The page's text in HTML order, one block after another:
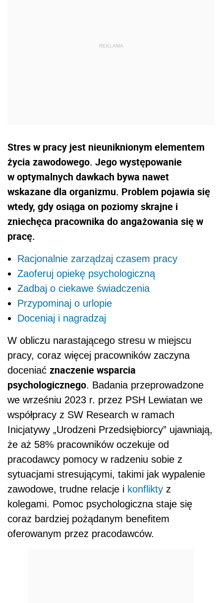
Stres w pracy jest nieuniknionym elementem
życia zawodowego. Jego występowanie
w optymalnych dawkach bywa nawet
wskazane dla organizmu. Problem pojawia się
wtedy, gdy osiąga on poziomy skrajne i
zniechęca pracownika do angażowania się w
pracę.
Racjonalnie zarządzaj czasem pracy
Zaoferuj opiekę psychologiczną
Zadbaj o ciekawe świadczenia
Przypominaj o urlopie
Doceniaj i nagradzaj
W obliczu narastającego stresu w miejscu
pracy, coraz więcej pracowników zaczyna
doceniać znaczenie wsparcia
psychologicznego. Badania przeprowadzone
we wrześniu 2023 r. przez PSH Lewiatan we
współpracy z SW Research w ramach
Inicjatywy „Urodzeni Przedsiębiorcy” ujawniają,
że aż 58% pracowników oczekuje od
pracodawcy pomocy w radzeniu sobie z
sytuacjami stresującymi, takimi jak wypalenie
zawodowe, trudne relacje i konflikty z
kolegami. Pomoc psychologiczna staje się
coraz bardziej pożądanym benefitem
oferowanym przez pracodawców.